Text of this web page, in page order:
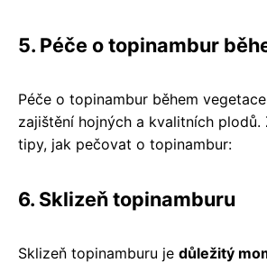
5. Péče o topinambur
Péče o topinambur během
zajištění hojných a kvalitních plodů.
tipy, jak pečovat o topinambur:
6. Sklizeň topinamburu
Sklizeň topinamburu je důležitý